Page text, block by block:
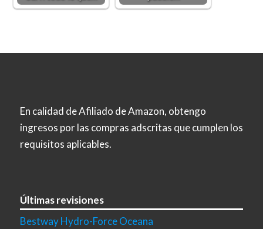
En calidad de Afiliado de Amazon, obtengo
ingresos por las compras adscritas que cumplen los
requisitos aplicables.
Últimas revisiones
Bestway Hydro-Force Oceana